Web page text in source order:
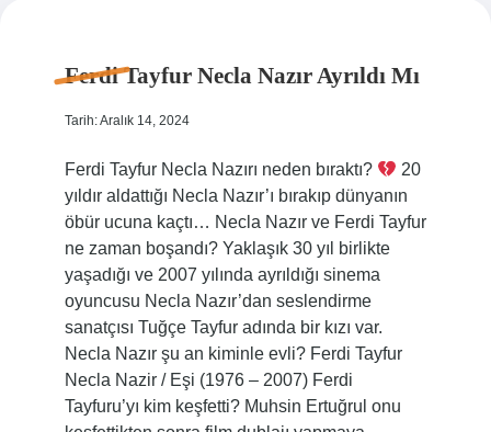
Ferdi Tayfur Necla Nazır Ayrıldı Mı
Tarih: Aralık 14, 2024
Ferdi Tayfur Necla Nazırı neden bıraktı?
20
yıldır aldattığı Necla Nazır’ı bırakıp dünyanın
öbür ucuna kaçtı… Necla Nazır ve Ferdi Tayfur
ne zaman boşandı? Yaklaşık 30 yıl birlikte
yaşadığı ve 2007 yılında ayrıldığı sinema
oyuncusu Necla Nazır’dan seslendirme
sanatçısı Tuğçe Tayfur adında bir kızı var.
Necla Nazır şu an kiminle evli? Ferdi Tayfur
Necla Nazir / Eşi (1976 – 2007) Ferdi
Tayfuru’yı kim keşfetti? Muhsin Ertuğrul onu